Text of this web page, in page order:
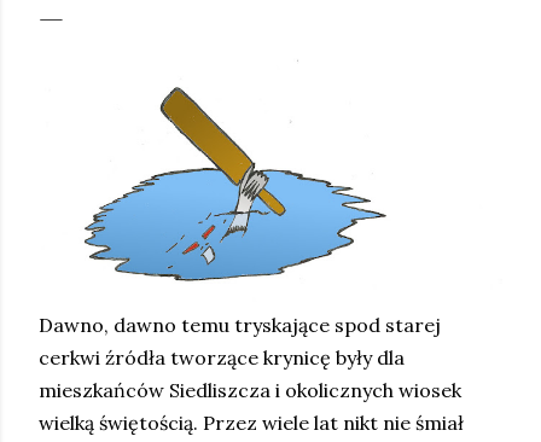
Dawno, dawno temu tryskające spod starej
cerkwi źródła tworzące krynicę były dla
mieszkańców Siedliszcza i okolicznych wiosek
wielką świętością. Przez wiele lat nikt nie śmiał